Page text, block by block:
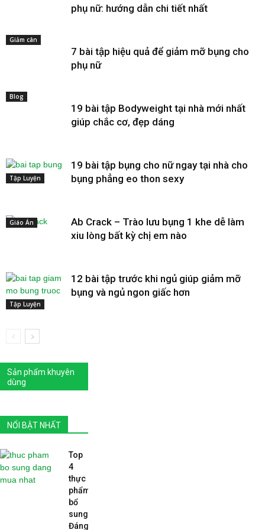
phụ nữ: hướng dẫn chi tiết nhất
Giảm cân
7 bài tập hiệu quả để giảm mỡ bụng cho
phụ nữ
Blog
19 bài tập Bodyweight tại nhà mới nhất
giúp chắc cơ, đẹp dáng
Tập Luyện
19 bài tập bụng cho nữ ngay tại nhà cho
bụng phẳng eo thon sexy
Giáo Án
Ab Crack – Trào lưu bụng 1 khe dễ làm
xiu lòng bất kỳ chị em nào
Tập Luyện
12 bài tập trước khi ngủ giúp giảm mỡ
bụng và ngủ ngon giấc hơn
Sản phẩm khuyên
dùng
NỔI BẬT NHẤT
Top
4
thực
phẩm
bổ
sung
Đáng